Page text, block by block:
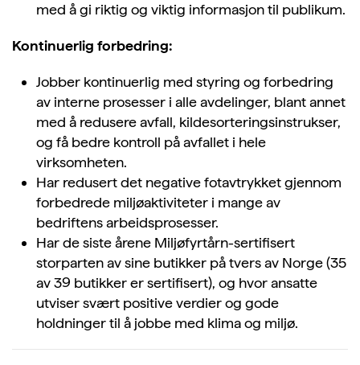
med å gi riktig og viktig informasjon til publikum.
Kontinuerlig forbedring:
Jobber kontinuerlig med styring og forbedring
av interne prosesser i alle avdelinger, blant annet
med å redusere avfall, kildesorteringsinstrukser,
og få bedre kontroll på avfallet i hele
virksomheten.
Har redusert det negative fotavtrykket gjennom
forbedrede miljøaktiviteter i mange av
bedriftens arbeidsprosesser.
Har de siste årene Miljøfyrtårn-sertifisert
storparten av sine butikker på tvers av Norge (35
av 39 butikker er sertifisert), og hvor ansatte
utviser svært positive verdier og gode
holdninger til å jobbe med klima og miljø.